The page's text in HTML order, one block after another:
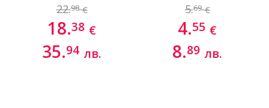
22.98 €
18.38 €
35.94 лв.
5.69 €
4.55 €
8.89 лв.